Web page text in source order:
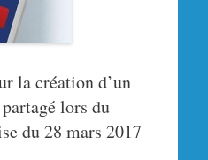
la création d’un
lors du
du 28 mars 2017